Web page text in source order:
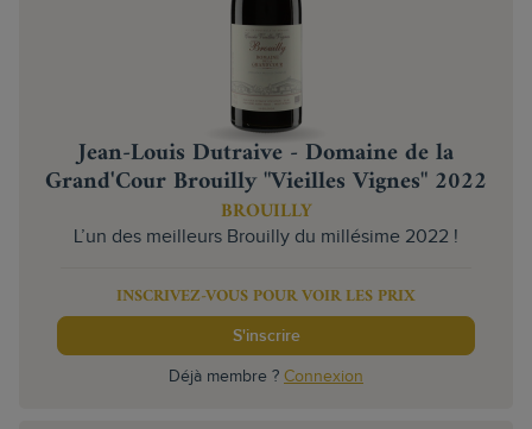
Jean-Louis Dutraive - Domaine de la
Grand'Cour Brouilly "Vieilles Vignes" 2022
BROUILLY
L’un des meilleurs Brouilly du millésime 2022 !
INSCRIVEZ-VOUS POUR VOIR LES PRIX
S'inscrire
Déjà membre ? Connexion